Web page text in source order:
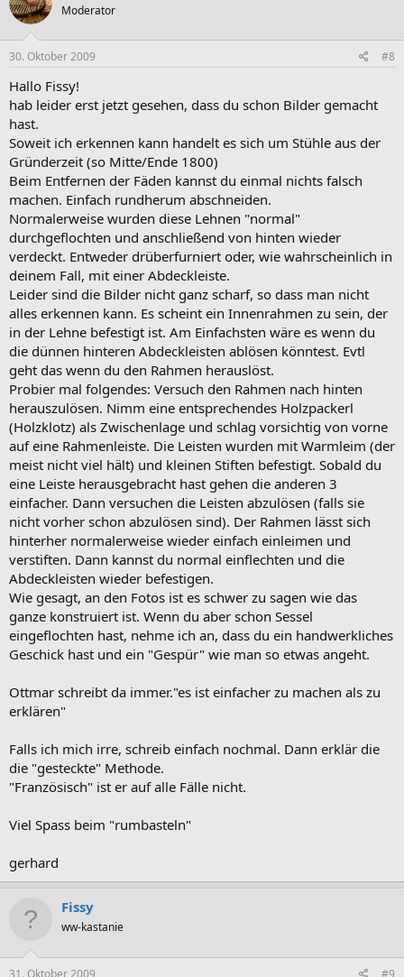
Moderator
30. Oktober 2009 #8
Hallo Fissy!
hab leider erst jetzt gesehen, dass du schon Bilder gemacht
hast.
Soweit ich erkennen kann handelt es sich um Stühle aus der
Gründerzeit (so Mitte/Ende 1800)
Beim Entfernen der Fäden kannst du einmal nichts falsch
machen. Einfach rundherum abschneiden.
Normalerweise wurden diese Lehnen "normal"
durchgeflochten und anschließend von hinten wieder
verdeckt. Entweder drüberfurniert oder, wie wahrscheinlich in
deinem Fall, mit einer Abdeckleiste.
Leider sind die Bilder nicht ganz scharf, so dass man nicht
alles erkennen kann. Es scheint ein Innenrahmen zu sein, der
in der Lehne befestigt ist. Am Einfachsten wäre es wenn du
die dünnen hinteren Abdeckleisten ablösen könntest. Evtl
geht das wenn du den Rahmen herauslöst.
Probier mal folgendes: Versuch den Rahmen nach hinten
herauszulösen. Nimm eine entsprechendes Holzpackerl
(Holzklotz) als Zwischenlage und schlag vorsichtig von vorne
auf eine Rahmenleiste. Die Leisten wurden mit Warmleim (der
meist nicht viel hält) und kleinen Stiften befestigt. Sobald du
eine Leiste herausgebracht hast gehen die anderen 3
einfacher. Dann versuchen die Leisten abzulösen (falls sie
nicht vorher schon abzulösen sind). Der Rahmen lässt sich
hinterher normalerweise wieder einfach einleimen und
verstiften. Dann kannst du normal einflechten und die
Abdeckleisten wieder befestigen.
Wie gesagt, an den Fotos ist es schwer zu sagen wie das
ganze konstruiert ist. Wenn du aber schon Sessel
eingeflochten hast, nehme ich an, dass du ein handwerkliches
Geschick hast und ein "Gespür" wie man so etwas angeht.
Ottmar schreibt da immer."es ist einfacher zu machen als zu
erklären"
Falls ich mich irre, schreib einfach nochmal. Dann erklär die
die "gesteckte" Methode.
"Französisch" ist er auf alle Fälle nicht.
Viel Spass beim "rumbasteln"
gerhard
Fissy
ww-kastanie
31. Oktober 2009 #9